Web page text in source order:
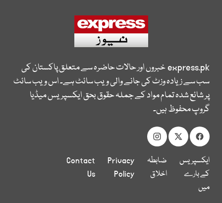
express.pkخبروں اور حالات حاضرہ سے متعلق پاکستان کی
سب سے زیادہ وزٹ کی جانے والی ویب سائٹ ہے۔ اس ویب سائٹ
پر شائع شدہ تمام مواد کے جملہ حقوق بحق ایکسپریس میڈیا
گروپ محفوظ ہیں۔
ایکسپریس
کے بارے
میں
ضابطہ
اخلاق
Privacy
Policy
Contact
Us